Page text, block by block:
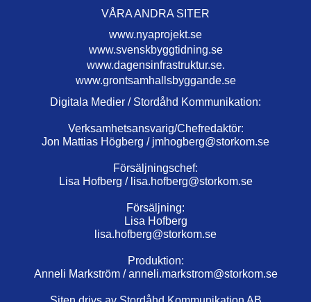
VÅRA ANDRA SITER
www.nyaprojekt.se
www.svenskbyggtidning.se
www.dagensinfrastruktur.se.
www.grontsamhallsbyggande.se
Digitala Medier / Stordåhd Kommunikation:
Verksamhetsansvarig/Chefredaktör:
Jon Mattias Högberg / jmhogberg@storkom.se
Försäljningschef:
Lisa Hofberg / lisa.hofberg@storkom.se
Försäljning:
Lisa Hofberg
lisa.hofberg@storkom.se
Produktion:
Anneli Markström /anneli.markstrom@storkom.se